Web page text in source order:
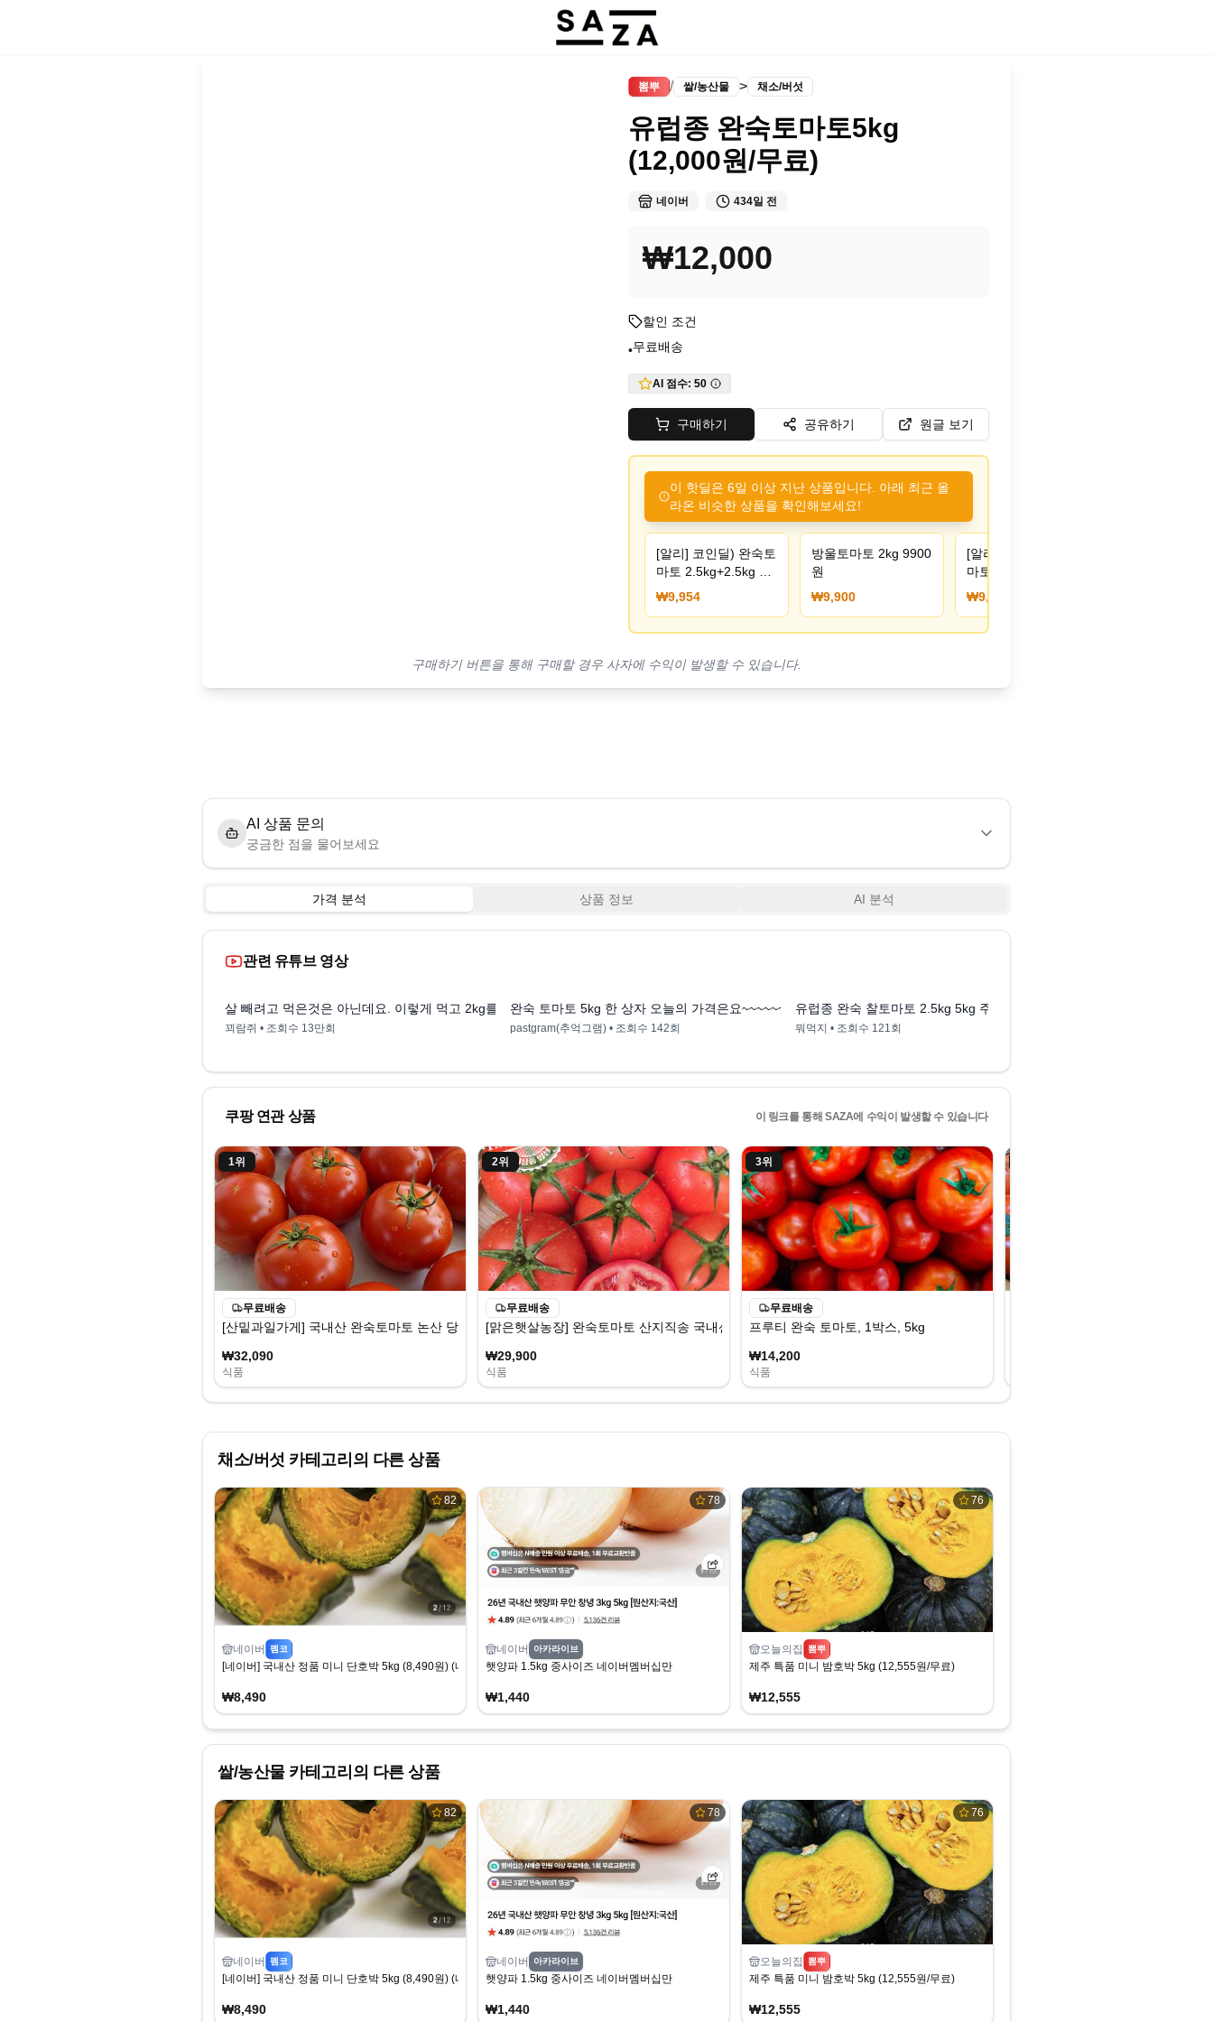
뽐뿌 / 쌀/농산물 > 채소/버섯
유럽종 완숙토마토5kg
(12,000원/무료)
네이버 434일 전
₩12,000
할인 조건
•무료배송
AI 점수: 50
구매하기 공유하기 원글 보기
이 핫딜은 6일 이상 지난 상품입니다. 아래 최근 올
라온 비슷한 상품을 확인해보세요!
[알리] 코인딜) 완숙토
마토 2.5kg+2.5kg 1-
3번 (9,954원) (무료)
₩9,954
방울토마토 2kg 9900
원
₩9,900
[알리] 코인딜 완숙토
마토 2.5kg+2.5kg 1-
3번 (9,954원/무료)
₩9,954
구매하기 버튼을 통해 구매할 경우 사자에 수익이 발생할 수 있습니다.
AI 상품 문의
궁금한 점을 물어보세요
가격 분석 상품 정보 AI 분석
관련 유튜브 영상
살 빼려고 먹은것은 아닌데요. 이렇게 먹고 2kg를 쉽게 뺐어요😁
꾀람쥐 • 조회수 13만회
완숙 토마토 5kg 한 상자 오늘의 가격은요~~~~~~~~~~~~
pastgram(추억그램) • 조회수 142회
유럽종 완숙 찰토마토 2.5kg 5kg 주스용, 유럽종 토마토
뭐먹지 • 조회수 121회
쿠팡 연관 상품 이 링크를 통해 SAZA에 수익이 발생할 수 있습니다
1위
무료배송
[산밑과일가게] 국내산 완숙토마토 논산 당일수확 스마트팜 재배, 1박스, 5kg
₩32,090
식품
2위
무료배송
[맑은햇살농장] 완숙토마토 산지직송 국내산 최상품 재구매율 1위, 1박스, 5kg
₩29,900
식품
3위
무료배송
프루티 완숙 토마토, 1박스, 5kg
₩14,200
식품
채소/버섯 카테고리의 다른 상품
82
네이버 펨코
[네이버] 국내산 정품 미니 단호박 5kg (8,490원) (네멤무배)
₩8,490
78
네이버 아카라이브
햇양파 1.5kg 중사이즈 네이버멤버십만
₩1,440
76
오늘의집 뽐뿌
제주 특품 미니 밤호박 5kg (12,555원/무료)
₩12,555
쌀/농산물카테고리의 다른 상품
82
네이버 펨코
[네이버] 국내산 정품 미니 단호박 5kg (8,490원) (네멤무배)
₩8,490
78
네이버 아카라이브
햇양파 1.5kg 중사이즈 네이버멤버십만
₩1,440
76
오늘의집 뽐뿌
제주 특품 미니 밤호박 5kg (12,555원/무료)
₩12,555